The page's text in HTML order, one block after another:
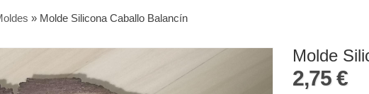
» Molde Silicona Caballo Balancín
Molde
2,75 €